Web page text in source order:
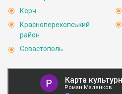
Керч
Красноперекопський
район
Севастополь